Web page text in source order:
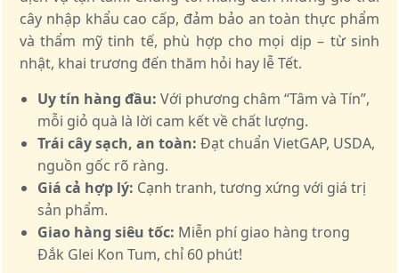
cây nhập khẩu cao cấp, đảm bảo an toàn thực phẩm
và thẩm mỹ tinh tế, phù hợp cho mọi dịp – từ sinh
nhật, khai trương đến thăm hỏi hay lễ Tết.
Uy tín hàng đầu: Với phương châm “Tâm và Tín”,
mỗi giỏ quà là lời cam kết về chất lượng.
Trái cây sạch, an toàn: Đạt chuẩn VietGAP, USDA,
nguồn gốc rõ ràng.
Giá cả hợp lý: Cạnh tranh, tương xứng với giá trị
sản phẩm.
Giao hàng siêu tốc: Miễn phí giao hàng trong
Đắk Glei Kon Tum, chỉ 60 phút!